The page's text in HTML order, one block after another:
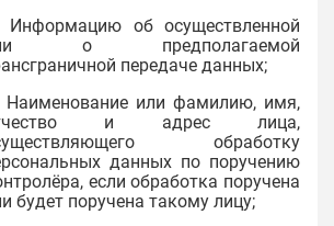
Информацию об осуществленной
о предполагаемой
передаче данных;
Наименование или фамилию, имя,
и адрес лица,
обработку
данных по поручению
если обработка поручена
будет поручена такому лицу;